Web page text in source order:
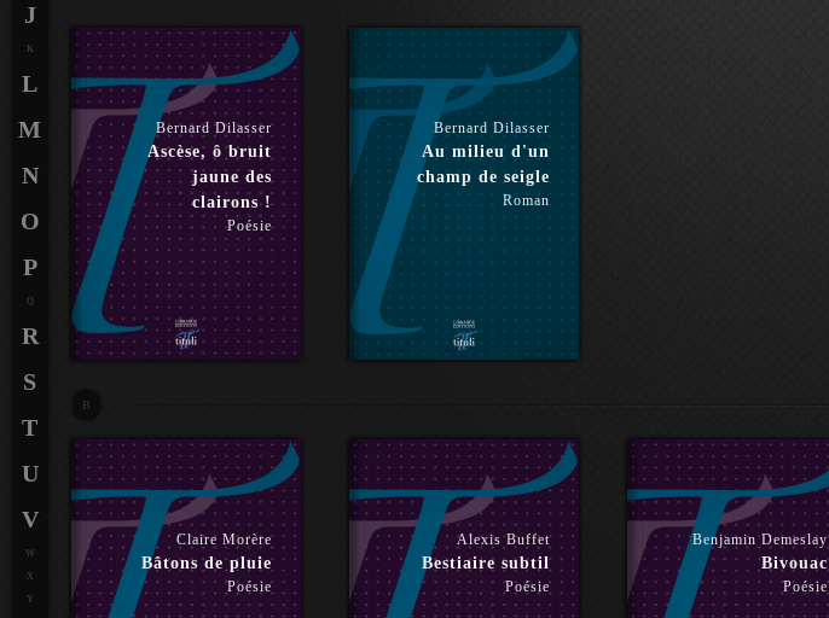
Bernard Dilasser
Ascèse, ô bruit
jaune des
clairons !
Poésie
Bernard Dilasser
Au milieu d'un
champ de seigle
Roman
B
Claire Morère
Bâtons de pluie
Poésie
Alexis Buffet
Bestiaire subtil
Poésie
Benjamin Demeslay
Bivouac
Poésie
J
K
L
M
N
O
P
Q
R
S
T
U
V
W
X
Y